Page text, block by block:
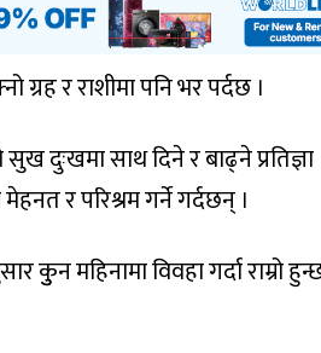
र राशीमा पनि भर पर्दछ ।
दुःखमा साथ दिने र बाढ्ने प्रतिज्ञा
र परिश्रम गर्ने गर्दछन् ।
महिनामा विवहा गर्दा राम्रो